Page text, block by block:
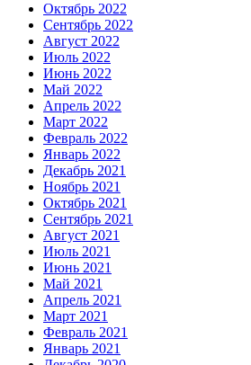
Октябрь 2022
Сентябрь 2022
Август 2022
Июль 2022
Июнь 2022
Май 2022
Апрель 2022
Март 2022
Февраль 2022
Январь 2022
Декабрь 2021
Ноябрь 2021
Октябрь 2021
Сентябрь 2021
Август 2021
Июль 2021
Июнь 2021
Май 2021
Апрель 2021
Март 2021
Февраль 2021
Январь 2021